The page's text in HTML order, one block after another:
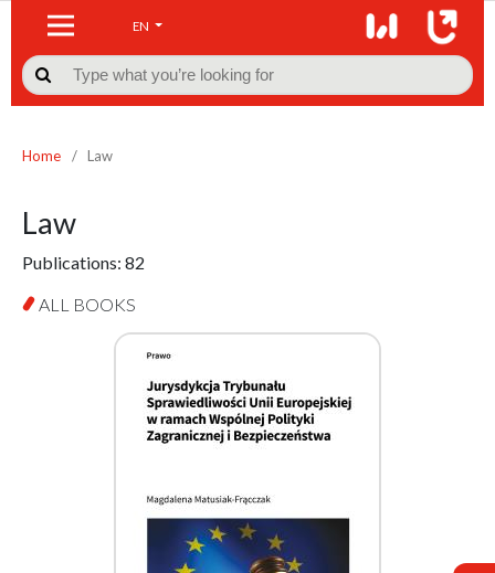
EN

Home / Law
Law
Publications: 82
ALL BOOKS